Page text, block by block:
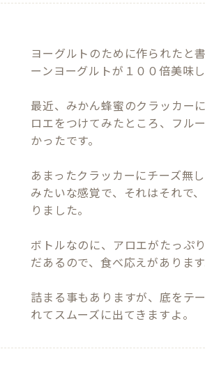
ヨーグルトのために作られたと
ーンヨーグルトが１００倍美味
最近、みかん蜂蜜のクラッカー
ロエをつけてみたところ、フル
かったです。
あまったクラッカーにチーズ無
みたいな感覚で、それはそれで
りました。
ボトルなのに、アロエがたっぷ
だあるので、食べ応えがあります
詰まる事もありますが、底をテ
れてスムーズに出てきますよ。